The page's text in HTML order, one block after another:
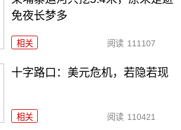
免夜长梦多
相关 阅读 111107
十字路口：美元危机，若隐若现
相关 阅读 110421